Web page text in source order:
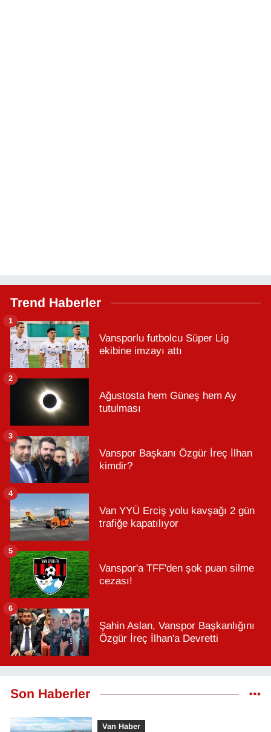
Trend Haberler
Vansporlu futbolcu Süper Lig
ekibine imzayı attı
1
Ağustosta hem Güneş hem Ay
tutulması
2
Vanspor Başkanı Özgür İreç İlhan
kimdir?
3
Van YYÜ Erciş yolu kavşağı 2 gün
trafiğe kapatılıyor
4
Vanspor'a TFF'den şok puan silme
cezası!
5
Şahin Aslan, Vanspor Başkanlığını
Özgür İreç İlhan'a Devretti
6
Son Haberler
Van Haber